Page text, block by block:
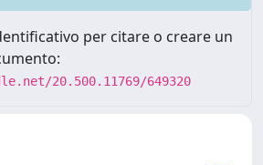
per citare o creare un
20.500.11769/649320